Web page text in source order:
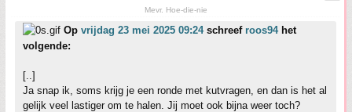
Mevr. Hoe-die-nie
Op vrijdag 23 mei 2025 09:24schreef roos94het
volgende:
[..]
Ja snap ik, soms krijg je een ronde met kutvragen, en dan is het al
gelijk veel lastiger om te halen. Jij moet ook bijna weer toch?